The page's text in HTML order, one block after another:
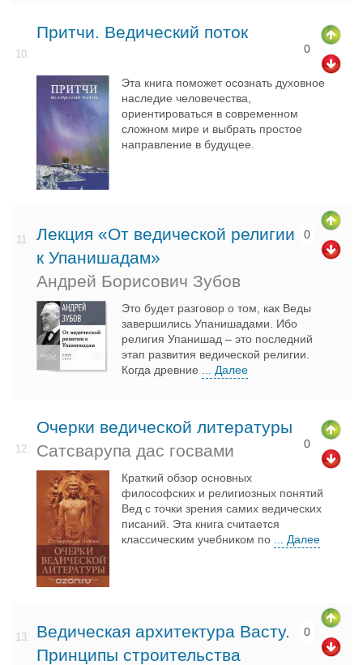
10.
Притчи. Ведический поток
0
Эта книга поможет осознать духовное
наследие человечества,
ориентироваться в современном
сложном мире и выбрать простое
направление в будущее.
11.
Лекция «От ведической религии
к Упанишадам»
Андрей Борисович Зубов
0
Это будет разговор о том, как Веды
завершились Упанишадами. Ибо
религия Упанишад – это последний
этап развития ведической религии.
Когда древние
... Далее
12.
Очерки ведической литературы
Сатсварупа дас госвами
0
Краткий обзор основных
философских и религиозных понятий
Вед с точки зрения самих ведических
писаний. Эта книга считается
классическим учебником по
... Далее
13.
Ведическая архитектура Васту.
Принципы строительства
0